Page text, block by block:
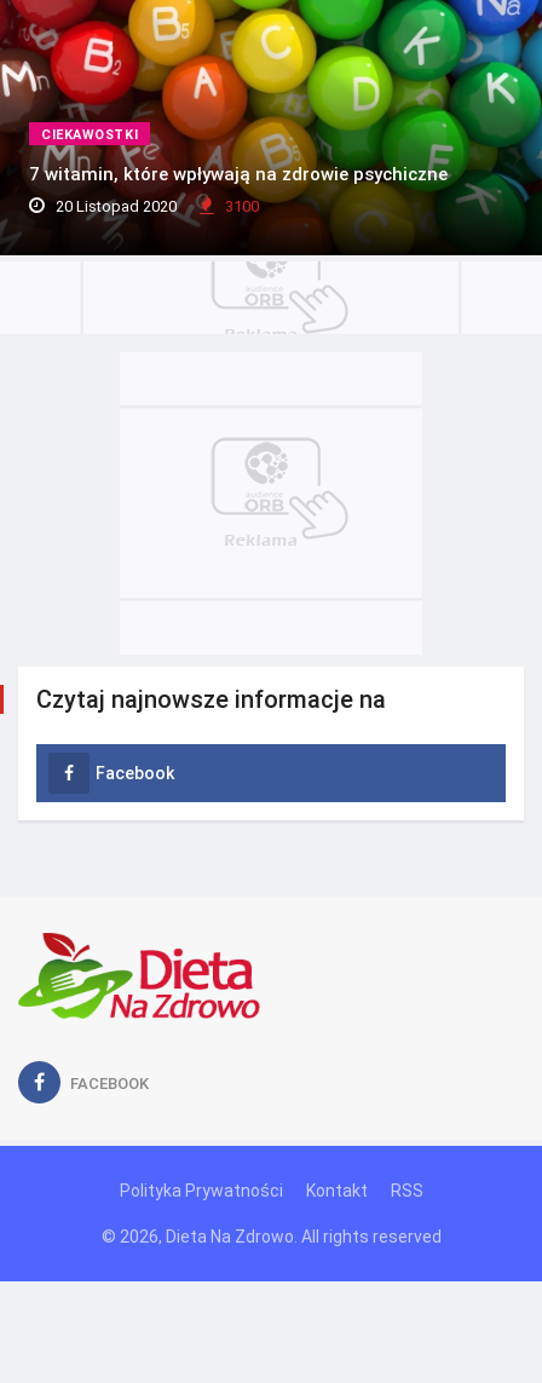
CIEKAWOSTKI
7 witamin, które wpływają na zdrowie psychiczne
20 Listopad 2020 3100
Czytaj najnowsze informacje na
Facebook
FACEBOOK
Polityka Prywatności Kontakt RSS
© 2026, Dieta Na Zdrowo. All rights reserved